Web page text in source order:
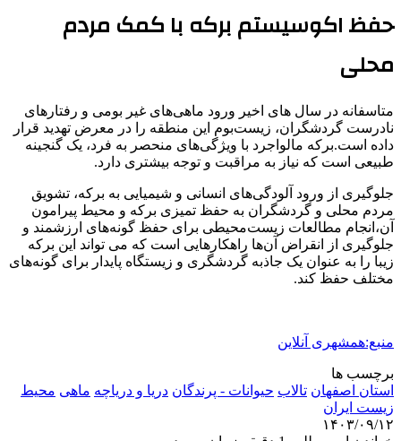
حفظ اکوسیستم برکه با کمک مردم
محلی
متاسفانه در سال های اخیر ورود ماهی‌های غیر بومی و رفتارهای
نادرست گردشگران، زیست‌بوم این منطقه را در معرض تهدید قرار
داده است.برکه مالواجرد با ویژگی‌های منحصر به فرد، یک گنجینه
طبیعی است که نیاز به مراقبت و توجه بیشتری دارد.
جلوگیری از ورود آلودگی‌های انسانی و شیمیایی به برکه، تشویق
مردم محلی و گردشگران به حفظ تمیزی برکه و محیط پیرامون
آن،انجام مطالعات زیست‌محیطی برای حفظ گونه‌های ارزشمند و
جلوگیری از انقراض آن‌ها راهکارهایی است که می تواند این برکه
زیبا را به عنوان یک جاذبه گردشگری و زیستگاه پایدار برای گونه‌های
مختلف حفظ کند.
منبع:همشهری آنلاین
برچسب ها
استان اصفهان تالاب حیوانات - پرندگان دریا و دریاچه ماهی محیط
زیست ایران
۱۴۰۳/۰۹/۱۲